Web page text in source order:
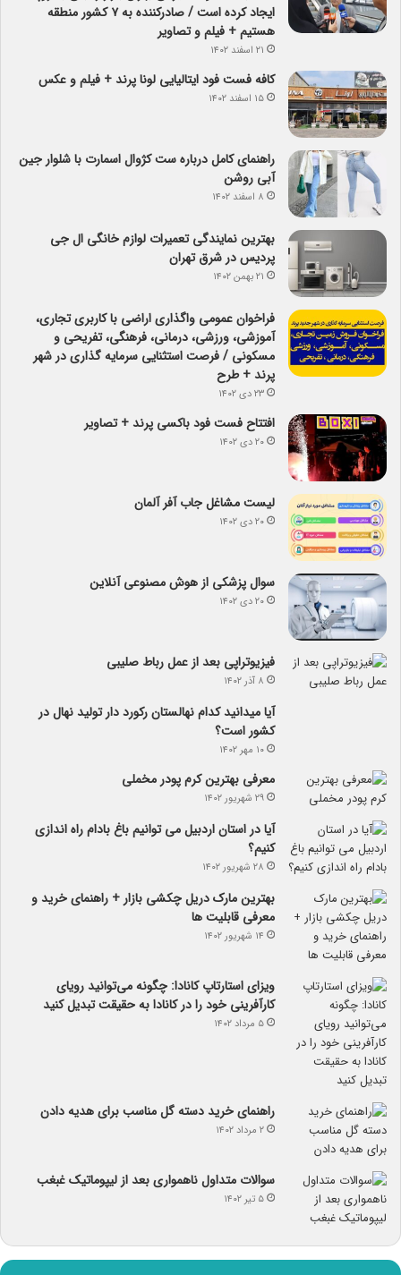
ایجاد کرده است / صادرکننده به ۷ کشور منطقه
هستیم + فیلم و تصاویر
۲۱ اسفند ۱۴۰۲
کافه فست فود ایتالیایی لونا پرند + فیلم و عکس
۱۵ اسفند ۱۴۰۲
راهنمای کامل درباره ست کژوال اسمارت با شلوار جین
آبی روشن
۸ اسفند ۱۴۰۲
بهترین نمایندگی تعمیرات لوازم خانگی ال جی
پردیس در شرق تهران
۲۱ بهمن ۱۴۰۲
فراخوان عمومی واگذاری اراضی با کاربری تجاری،
آموزشی، ورزشی، درمانی، فرهنگی، تفریحی و
مسکونی / فرصت استثنایی سرمایه گذاری در شهر
پرند + طرح
۲۳ دی ۱۴۰۲
افتتاح فست فود باکسی پرند + تصاویر
۲۰ دی ۱۴۰۲
لیست مشاغل جاب آفر آلمان
۲۰ دی ۱۴۰۲
سوال پزشکی از هوش مصنوعی آنلاین
۲۰ دی ۱۴۰۲
فیزیوتراپی بعد از عمل رباط صلیبی
۸ آذر ۱۴۰۲
آیا می­دانید کدام نهالستان رکورد دار تولید نهال­ در
کشور است؟
۱۰ مهر ۱۴۰۲
معرفی بهترین کرم پودر مخملی
۲۹ شهریور ۱۴۰۲
آیا در استان اردبیل می توانیم باغ بادام راه اندازی
کنیم؟
۲۸ شهریور ۱۴۰۲
بهترین مارک دریل چکشی بازار + راهنمای خرید و
معرفی قابلیت ها
۱۴ شهریور ۱۴۰۲
ویزای استارتاپ کانادا: چگونه می‌توانید رویای
کارآفرینی خود را در کانادا به حقیقت تبدیل کنید
۵ مرداد ۱۴۰۲
راهنمای خرید دسته گل مناسب برای هدیه دادن
۲ مرداد ۱۴۰۲
سوالات متداول ناهمواری بعد از لیپوماتیک غبغب
۵ تیر ۱۴۰۲